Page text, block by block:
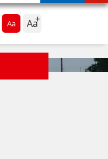
Aa Aa